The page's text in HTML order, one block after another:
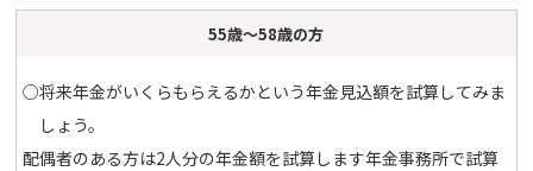
55歳～58歳の方
○将来年金がいくらもらえるかという年金見込額を試算してみま
しょう。
配偶者のある方は2人分の年金額を試算します年金事務所で試算